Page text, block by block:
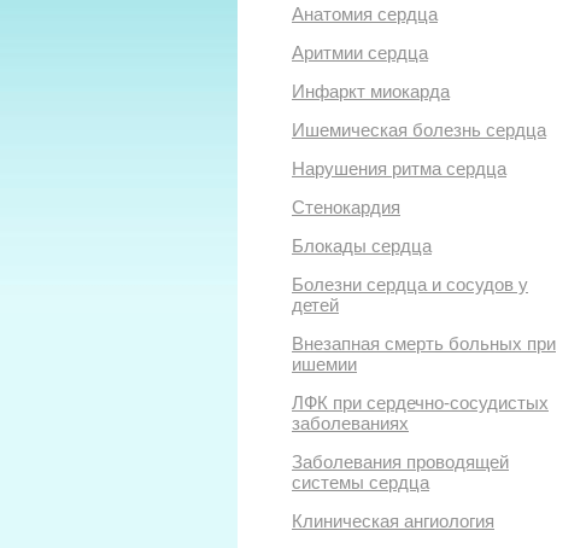
Анатомия сердца
Аритмии сердца
Инфаркт миокарда
Ишемическая болезнь сердца
Нарушения ритма сердца
Стенокардия
Блокады сердца
Болезни сердца и сосудов у
детей
Внезапная смерть больных при
ишемии
ЛФК при сердечно-сосудистых
заболеваниях
Заболевания проводящей
системы сердца
Клиническая ангиология